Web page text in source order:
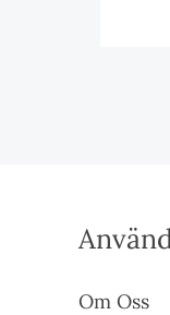
Om Oss